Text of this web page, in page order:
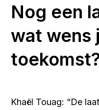
Nog een
wat wens
Khaël Touag: “De